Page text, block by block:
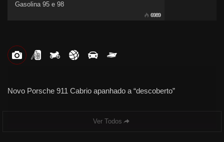
Gasolina 95 e 98
6989
Novo Porsche 911 Cabrio apanhado a “descoberto”
Ver Todos